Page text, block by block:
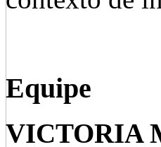
Equipe
VICTORIA